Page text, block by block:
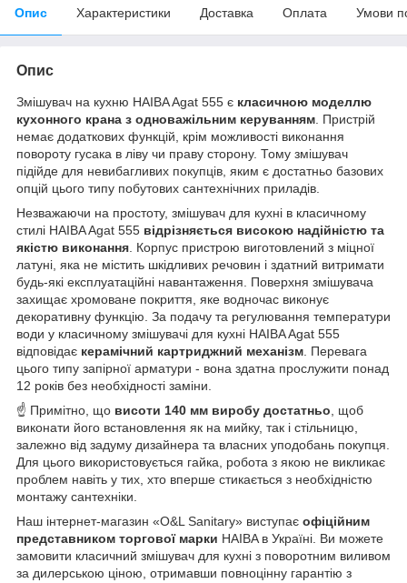
Опис Характеристики Доставка Оплата Умови
Опис
Змішувач на кухню HAIBA Agat 555 є класичною моделлю
кухонного крана з одноважільним керуванням . Пристрій
немає додаткових функцій, крім можливості виконання
повороту гусака в ліву чи праву сторону. Тому змішувач
підійде для невибагливих покупців, яким є достатньо базових
опцій цього типу побутових сантехнічних приладів.
Незважаючи на простоту, змішувач для кухні в класичному
стилі HAIBA Agat 555 відрізняється високою надійністю та
якістю виконання . Корпус пристрою виготовлений з міцної
латуні, яка не містить шкідливих речовин і здатний витримати
будь-які експлуатаційні навантаження. Поверхня змішувача
захищає хромоване покриття, яке водночас виконує
декоративну функцію. За подачу та регулювання температури
води у класичному змішувачі для кухні HAIBA Agat 555
відповідає керамічний картриджний механізм . Перевага
цього типу запірної арматури - вона здатна прослужити понад
12 років без необхідності заміни.
☝ Примітно, що висоти 140 мм виробу достатньо , щоб
виконати його встановлення як на мийку, так і стільницю,
залежно від задуму дизайнера та власних уподобань покупця.
Для цього використовується гайка, робота з якою не викликає
проблем навіть у тих, хто вперше стикається з необхідністю
монтажу сантехніки.
Наш інтернет-магазин «O&L Sanitary» виступає офіційним
представником торгової марки HAIBA в Україні. Ви можете
замовити класичний змішувач для кухні з поворотним виливом
за дилерською ціною, отримавши повноцінну гарантію з